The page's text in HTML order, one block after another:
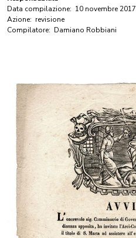
Data compilazione: 10 novembre 2017
Azione: revisione
Compilatore: Damiano Robbiani